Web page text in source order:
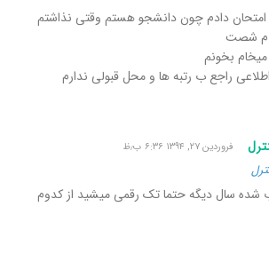
دادم چون دانشجو هستم وقتی نذاشتم
شصت
بخونم
راجع ب رتبه ها و محل قبولی ندارم
فروردین ۲۷, ۱۳۹۴ ۶:۳۶ ب٫ظ
سال دیگه حتما تک رقمی میشید از کدوم